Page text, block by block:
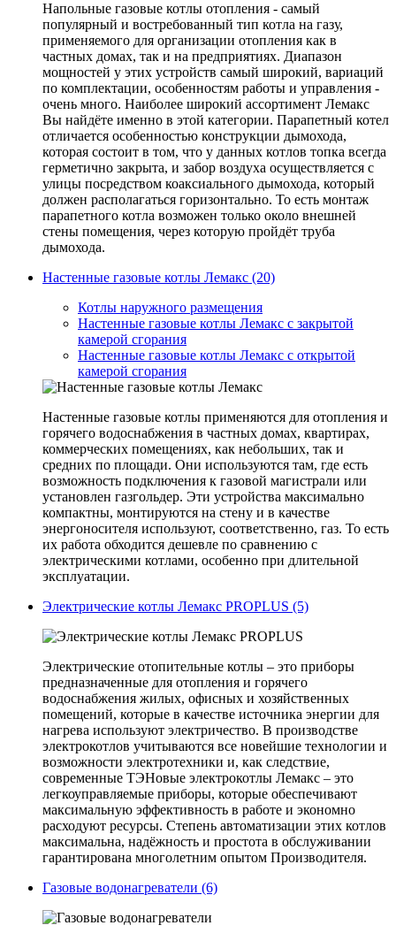
Напольные газовые котлы отопления - самый
популярный и востребованный тип котла на газу,
применяемого для организации отопления как в
частных домах, так и на предприятиях. Диапазон
мощностей у этих устройств самый широкий, вариаций
по комплектации, особенностям работы и управления -
очень много. Наиболее широкий ассортимент Лемакс
Вы найдёте именно в этой категории. Парапетный котел
отличается особенностью конструкции дымохода,
которая состоит в том, что у данных котлов топка всегда
герметично закрыта, и забор воздуха осуществляется с
улицы посредством коаксиального дымохода, который
должен располагаться горизонтально. То есть монтаж
парапетного котла возможен только около внешней
стены помещения, через которую пройдёт труба
дымохода.
Настенные газовые котлы Лемакс (20)
Котлы наружного размещения
Настенные газовые котлы Лемакс с закрытой
камерой сгорания
Настенные газовые котлы Лемакс с открытой
камерой сгорания
Настенные газовые котлы применяются для отопления и
горячего водоснабжения в частных домах, квартирах,
коммерческих помещениях, как небольших, так и
средних по площади. Они используются там, где есть
возможность подключения к газовой магистрали или
установлен газгольдер. Эти устройства максимально
компактны, монтируются на стену и в качестве
энергоносителя используют, соответственно, газ. То есть
их работа обходится дешевле по сравнению с
электрическими котлами, особенно при длительной
эксплуатации.
Электрические котлы Лемакс PROPLUS (5)
Электрические отопительные котлы – это приборы
предназначенные для отопления и горячего
водоснабжения жилых, офисных и хозяйственных
помещений, которые в качестве источника энергии для
нагрева используют электричество. В производстве
электрокотлов учитываются все новейшие технологии и
возможности электротехники и, как следствие,
современные ТЭНовые электрокотлы Лемакс – это
легкоуправляемые приборы, которые обеспечивают
максимальную эффективность в работе и экономно
расходуют ресурсы. Степень автоматизации этих котлов
максимальна, надёжность и простота в обслуживании
гарантирована многолетним опытом Производителя.
Газовые водонагреватели (6)